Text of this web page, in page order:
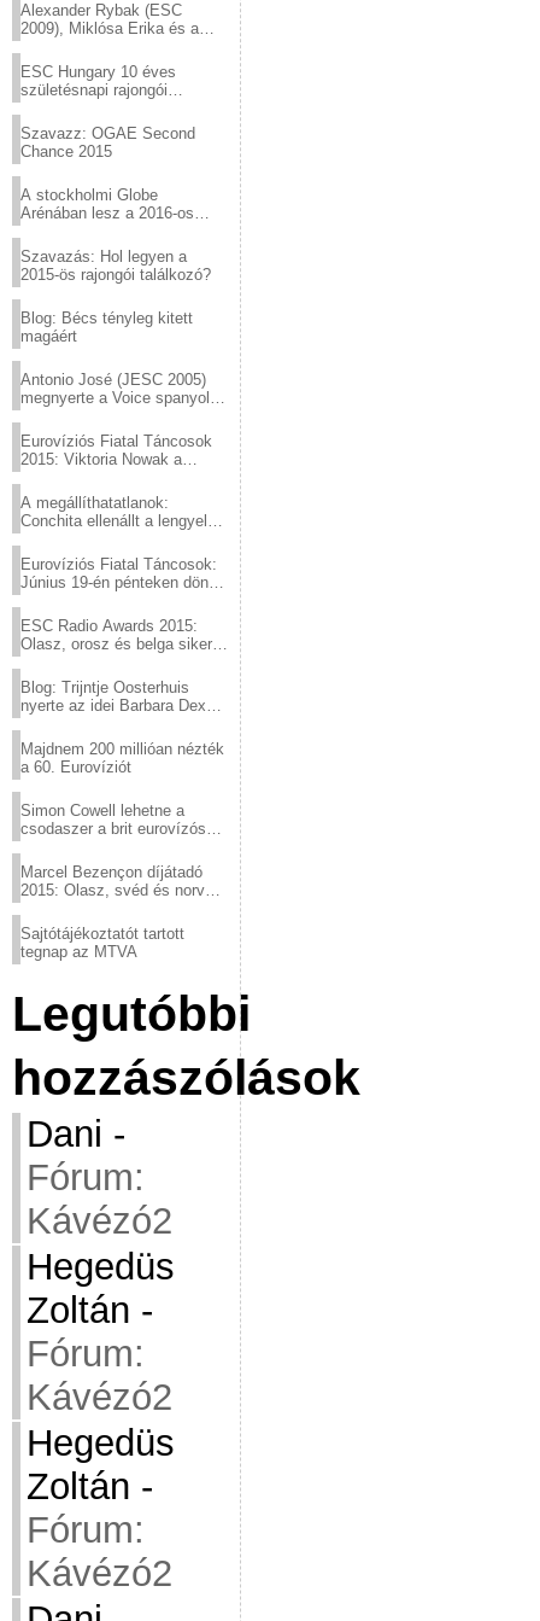
Alexander Rybak (ESC
2009), Miklósa Erika és a
sztárjai a Margitszigeten
ESC Hungary 10 éves
születésnapi rajongói
Szavazz: OGAE Second
Chance 2015
A stockholmi Globe
Arénában lesz a 2016-os
Szavazás: Hol legyen a
2015-ös rajongói találkozó?
Blog: Bécs tényleg kitett
magáért
Antonio José (JESC 2005)
megnyerte a Voice spanyol
Eurovíziós Fiatal Táncosok
2015: Viktoria Nowak a
A megállíthatatlanok:
Conchita ellenállt a lengyel
Eurovíziós Fiatal Táncosok:
Június 19-én pénteken döntő
ESC Radio Awards 2015:
Olasz, orosz és belga siker,
Blog: Trijntje Oosterhuis
nyerte az idei Barbara Dex
Majdnem 200 millióan nézték
a 60. Eurovíziót
Simon Cowell lehetne a
csodaszer a brit eurovízós
Marcel Bezençon díjátadó
2015: Olasz, svéd és norvég
Sajtótájékoztatót tartott
tegnap az MTVA
Legutóbbi
hozzászólások
Dani -
Fórum:
Kávézó2
Hegedüs
Zoltán -
Fórum:
Kávézó2
Hegedüs
Zoltán -
Fórum:
Kávézó2